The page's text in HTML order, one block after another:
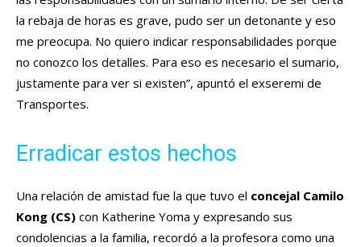
la rebaja de horas es grave, pudo ser un detonante y eso
me preocupa. No quiero indicar responsabilidades porque
no conozco los detalles. Para eso es necesario el sumario,
justamente para ver si existen”, apuntó el exseremi de
Transportes.
Erradicar estos hechos
Una relación de amistad fue la que tuvo el concejal Camilo
Kong (CS) con Katherine Yoma y expresando sus
condolencias a la familia, recordó a la profesora como una